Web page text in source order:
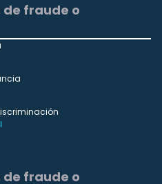
de fraude o
de fraude o